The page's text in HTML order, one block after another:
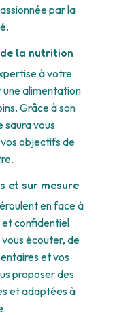
par la
la nutrition
à votre
alimentation
Grâce à son
saura vous
objectifs de
et sur mesure
en face à
et confidentiel.
écouter, de
et vos
proposer des
et adaptées à